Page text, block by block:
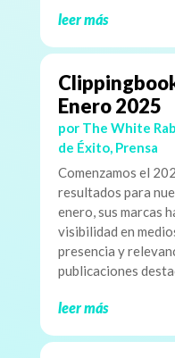
leer más
Enero 2025
por The White
de Éxito, Prensa
Comenzamos el
resultados para
enero, sus marcas
visibilidad en
presencia y
publicaciones
leer más